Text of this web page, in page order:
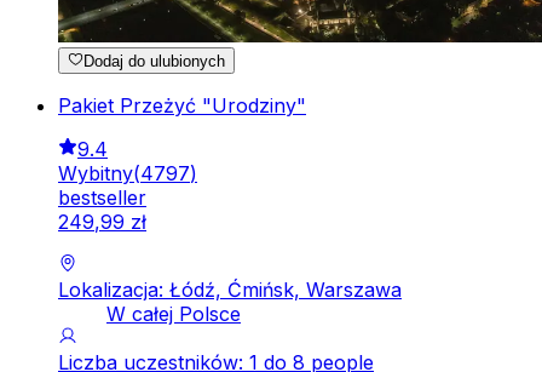
Dodaj do ulubionych
Pakiet Przeżyć "Urodziny"
9.4
Wybitny(4797)
bestseller
249,99 zł
Lokalizacja: Łódź, Ćmińsk, Warszawa
W całej Polsce
Liczba uczestników: 1 do 8 people